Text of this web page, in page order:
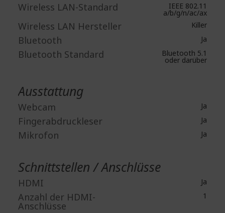
Wireless LAN-Standard IEEE 802.11
a/b/g/n/ac/ax
Wireless LAN Hersteller Killer
Bluetooth Ja
Bluetooth Standard Bluetooth 5.1
oder darüber
Ausstattung
Webcam Ja
Fingerabdruckleser Ja
Mikrofon Ja
Schnittstellen / Anschlüsse
HDMI Ja
Anzahl der HDMI-
Anschlüsse
1